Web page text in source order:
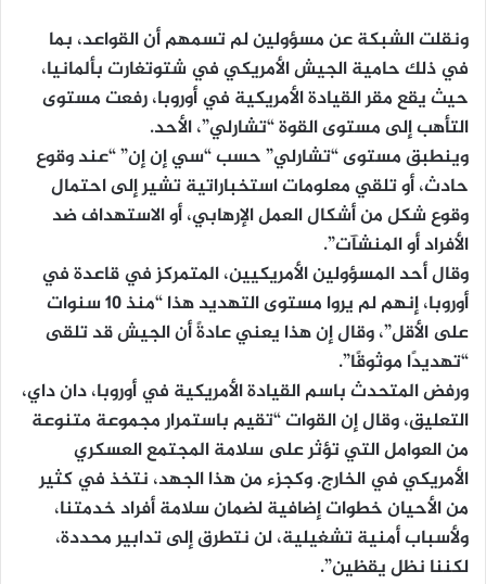
ونقلت الشبكة عن مسؤولين لم تسمهم أن القواعد، بما
في ذلك حامية الجيش الأمريكي في شتوتغارت بألمانيا،
حيث يقع مقر القيادة الأمريكية في أوروبا، رفعت مستوى
التأهب إلى مستوى القوة “تشارلي”، الأحد.
وينطبق مستوى “تشارلي” حسب “سي إن إن” “عند وقوع
حادث، أو تلقي معلومات استخباراتية تشير إلى احتمال
وقوع شكل من أشكال العمل الإرهابي، أو الاستهداف ضد
الأفراد أو المنشآت”.
وقال أحد المسؤولين الأمريكيين، المتمركز في قاعدة في
أوروبا، إنهم لم يروا مستوى التهديد هذا “منذ 10 سنوات
على الأقل”، وقال إن هذا يعني عادةً أن الجيش قد تلقى
“تهديدًا موثوقًا”.
ورفض المتحدث باسم القيادة الأمريكية في أوروبا، دان داي،
التعليق، وقال إن القوات “تقيم باستمرار مجموعة متنوعة
من العوامل التي تؤثر على سلامة المجتمع العسكري
الأمريكي في الخارج. وكجزء من هذا الجهد، نتخذ في كثير
من الأحيان خطوات إضافية لضمان سلامة أفراد خدمتنا،
ولأسباب أمنية تشغيلية، لن نتطرق إلى تدابير محددة،
لكننا نظل يقظين”.